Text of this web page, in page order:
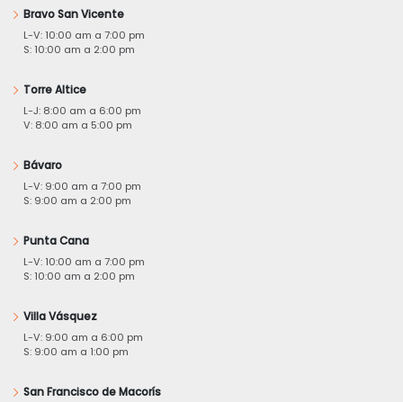
Bravo San Vicente
L-V: 10:00 am a 7:00 pm
S: 10:00 am a 2:00 pm
Torre Altice
L-J: 8:00 am a 6:00 pm
V: 8:00 am a 5:00 pm
Bávaro
L-V: 9:00 am a 7:00 pm
S: 9:00 am a 2:00 pm
Punta Cana
L-V: 10:00 am a 7:00 pm
S: 10:00 am a 2:00 pm
Villa Vásquez
L-V: 9:00 am a 6:00 pm
S: 9:00 am a 1:00 pm
San Francisco de Macorís